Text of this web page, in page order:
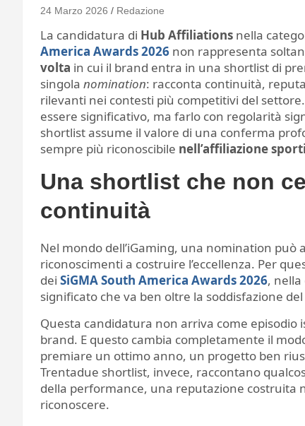
24 Marzo 2026 Redazione
La candidatura di Hub Affiliations nella
America Awards 2026 non rappresenta
volta in cui il brand entra in una shortlist di
singola nomination: racconta continuità,
rilevanti nei contesti più competitivi del
essere significativo, ma farlo con regolarità
shortlist assume il valore di una conferma
sempre più riconoscibile nell’affiliazione
Una shortlist che non
continuità
Nel mondo dell’iGaming, una nomination
riconoscimenti a costruire l’eccellenza. Per
dei SiGMA South America Awards 2026,
significato che va ben oltre la soddisfazione
Questa candidatura non arriva come episodio
brand. E questo cambia completamente il
premiare un ottimo anno, un progetto ben
Trentadue shortlist, invece, raccontano
della performance, una reputazione costruita
riconoscere.